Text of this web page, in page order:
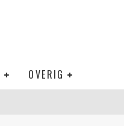
OVERIG